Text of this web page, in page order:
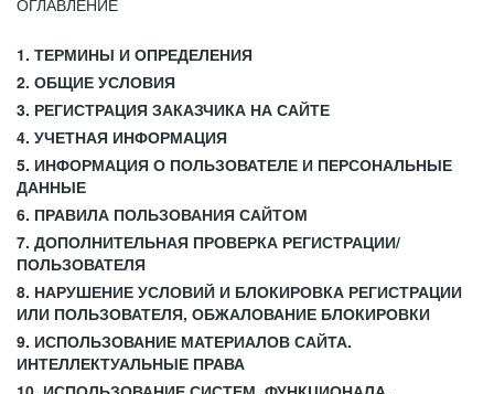
ОГЛАВЛЕНИЕ
1. ТЕРМИНЫ И ОПРЕДЕЛЕНИЯ
2. ОБЩИЕ УСЛОВИЯ
3. РЕГИСТРАЦИЯ ЗАКАЗЧИКА НА САЙТЕ
4. УЧЕТНАЯ ИНФОРМАЦИЯ
5. ИНФОРМАЦИЯ О ПОЛЬЗОВАТЕЛЕ И ПЕРСОНАЛЬНЫЕ
ДАННЫЕ
6. ПРАВИЛА ПОЛЬЗОВАНИЯ САЙТОМ
7. ДОПОЛНИТЕЛЬНАЯ ПРОВЕРКА РЕГИСТРАЦИИ/
ПОЛЬЗОВАТЕЛЯ
8. НАРУШЕНИЕ УСЛОВИЙ И БЛОКИРОВКА РЕГИСТРАЦИИ
ИЛИ ПОЛЬЗОВАТЕЛЯ, ОБЖАЛОВАНИЕ БЛОКИРОВКИ
9. ИСПОЛЬЗОВАНИЕ МАТЕРИАЛОВ САЙТА.
ИНТЕЛЛЕКТУАЛЬНЫЕ ПРАВА